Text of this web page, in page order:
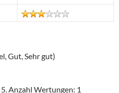
Gut, Sehr gut)
Anzahl Wertungen: 1